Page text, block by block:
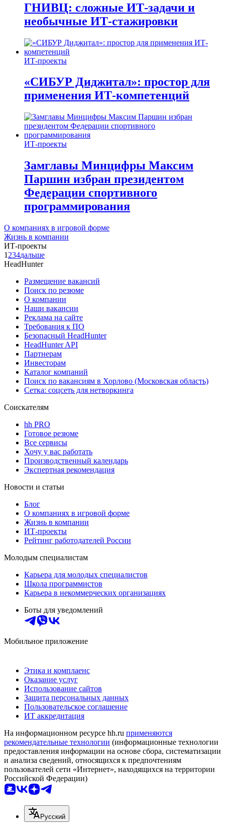
ГНИВЦ: сложные ИТ‑задачи и
необычные ИТ‑стажировки
ИТ-проекты
«СИБУР Диджитал»: простор для
применения ИТ-компетенций
ИТ-проекты
Замглавы Минцифры Максим
Паршин избран президентом
Федерации спортивного
программирования
О компаниях в игровой форме
Жизнь в компании
ИТ-проекты
1 234дальше
HeadHunter
Размещение вакансий
Поиск по резюме
О компании
Наши вакансии
Реклама на сайте
Требования к ПО
Безопасный HeadHunter
HeadHunter API
Партнерам
Инвесторам
Каталог компаний
Поиск по вакансиям в Хорлово (Московская область)
Сетка: соцсеть для нетворкинга
Соискателям
hh PRO
Готовое резюме
Все сервисы
Хочу у вас работать
Производственный календарь
Экспертная рекомендация
Новости и статьи
Блог
О компаниях в игровой форме
Жизнь в компании
ИТ-проекты
Рейтинг работодателей России
Молодым специалистам
Карьера для молодых специалистов
Школа программистов
Карьера в некоммерческих организациях
Боты для уведомлений
Мобильное приложение
Этика и комплаенс
Оказание услуг
Использование сайтов
Защита персональных данных
Пользовательское соглашение
ИТ аккредитация
На информационном ресурсе hh.ru применяются
рекомендательные технологии (информационные технологии
предоставления информации на основе сбора, систематизации
и анализа сведений, относящихся к предпочтениям
пользователей сети «Интернет», находящихся на территории
Российской Федерации)
Русский